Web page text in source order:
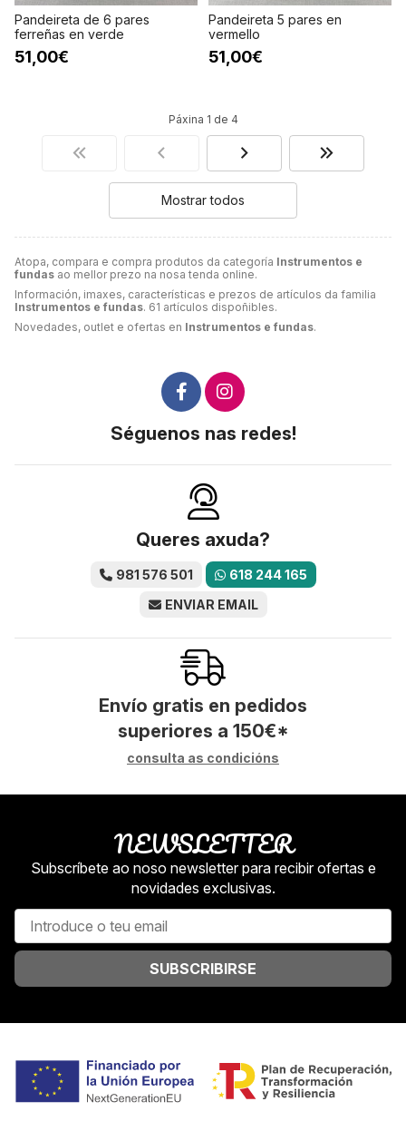
Atopa, compara e compra produtos da categoría Instrumentos e
fundas ao mellor prezo na nosa tenda online.
Información, imaxes, características e prezos de artículos da familia
Instrumentos e fundas. 61 artículos dispoñibles.
Novedades, outlet e ofertas en Instrumentos e fundas.
Pandeireta de 6 pares
ferreñas en verde
51,00€
Pandeireta 5 pares en
vermello
51,00€
Páxina 1 de 4
Mostrar todos
Séguenos nas redes!
Queres axuda?
981 576 501
618 244 165
ENVIAR EMAIL
Envío gratis en pedidos
superiores a 150€*
consulta as condicións
NEWSLETTER
Subscríbete ao noso newsletter para recibir ofertas e
novidades exclusivas.
SUBSCRIBIRSE